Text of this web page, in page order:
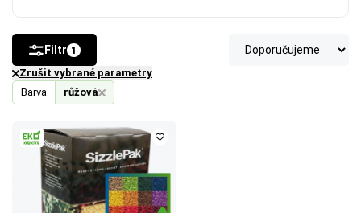
Barva růžová
Zrušit vybrané parametry
Filtr 1
použitý papír nebo karton pochází z odpovědně a
udržitelně spravovaných lesů. Výrobky s tímto
označením podporují šetrné hospodaření
s přírodními zdroji.